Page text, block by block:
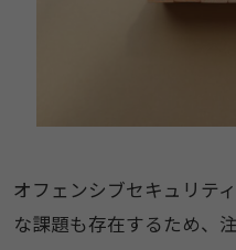
オフェンシブセキュリテ
な課題も存在するため、